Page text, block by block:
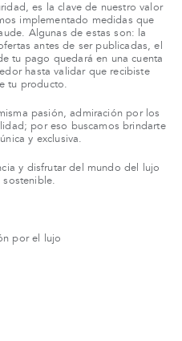
es la clave de nuestro valor
implementado medidas que
Algunas de estas son: la
antes de ser publicadas, el
tu pago quedará en una cuenta
hasta validar que recibiste
tu producto.
pasión, admiración por los
por eso buscamos brindarte
y exclusiva.
y disfrutar del mundo del lujo
sostenible.
por el lujo